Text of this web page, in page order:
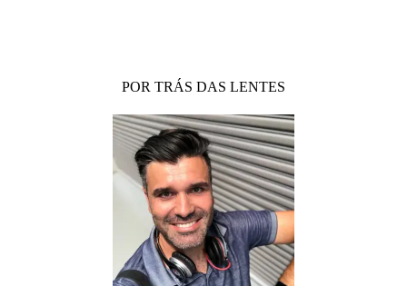
POR TRÁS DAS LENTES